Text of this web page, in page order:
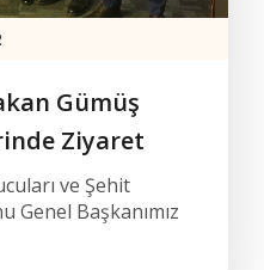
Gümüş
Ziyaret
ve Şehit
Genel Başkanımız